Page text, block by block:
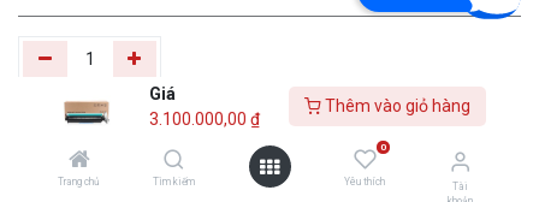
Giá
3.100.000,00 ₫
Thêm vào giỏ hàng
Trang chủ Tìm kiếm
0
Yêu thích
Tài
Thêm vào giỏ
Tư
Mua
ngay